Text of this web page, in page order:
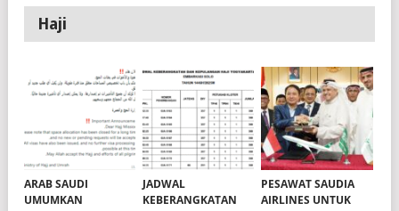
Haji
ARAB SAUDI
UMUMKAN
JADWAL
KEBERANGKATAN
PESAWAT SAUDIA
AIRLINES UNTUK